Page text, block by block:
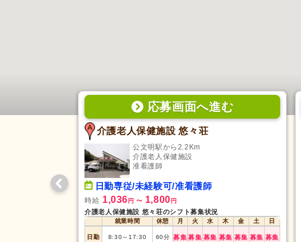
応募画面へ進む
介護老人保健施設 悠々荘
公文明駅から2.2Km
介護老人保健施設
准看護師
日勤専従/未経験可/准看護師
時給 1,036 円 〜 1,800 円
介護老人保健施設 悠々荘のシフト募集状況
就業時間 休憩 月 火 水 木 金 土 日
日勤 8:30～ 17:30 60分 募集募集 募集 募集 募集 募集 募集